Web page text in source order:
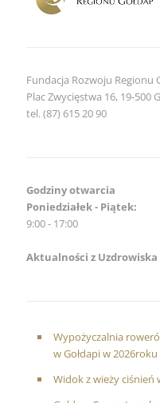
Fundacja Rozwoju Regionu
Plac Zwycięstwa 16, 19-500
tel. (87) 615 20 90
Godziny otwarcia
Poniedziałek - Piątek:
9:00 - 17:00
Aktualności z Uzdrowiska
Wypożyczalnia
w Gołdapi w 2026roku
Widok z wieży ciśnień